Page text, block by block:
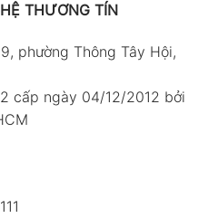
THƯƠNG TÍN
phường Thông Tây Hội,
cấp ngày 04/12/2012 bởi